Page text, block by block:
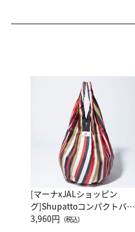
[マーナxJALショッピン
グ]Shupattoコンパクトバッ
グ Drop JAL客室乗務員
3,960円 （税込）